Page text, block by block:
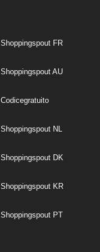
Shoppingspout FR
Shoppingspout AU
Codicegratuito
Shoppingspout NL
Shoppingspout DK
Shoppingspout KR
Shoppingspout PT